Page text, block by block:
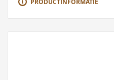
PRODUCTINFORMATIE